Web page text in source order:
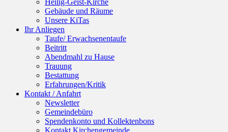
Heilig-Geist-Kirche
Gebäude und Räume
Unsere KiTas
Ihr Anliegen
Taufe/ Erwachsenentaufe
Beitritt
Abendmahl zu Hause
Trauung
Bestattung
Erfahrungen/Kritik
Kontakt / Anfahrt
Newsletter
Gemeindebüro
Spendenkonto und Kollektenbons